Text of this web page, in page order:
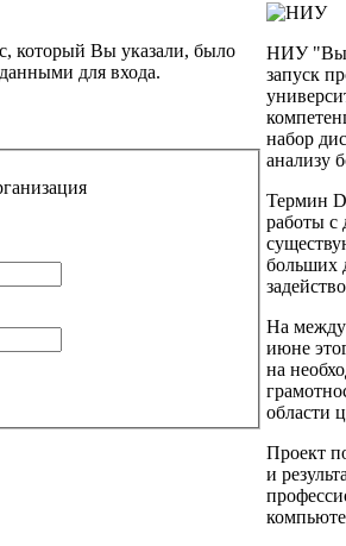
который Вы указали, было
для входа.
НИУ
запуск
набор
анализу
Термин
работы с
больших
На
июне
на
области
Проект
и